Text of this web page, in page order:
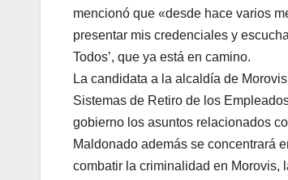
mencionó que «desde hace varios
presentar mis credenciales y
Todos’, que ya está en camino.
La candidata a la alcaldía de
Sistemas de Retiro de los
gobierno los asuntos relacionados
Maldonado además se concentrará
combatir la criminalidad en Morovis,